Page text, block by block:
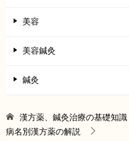
美容
美容鍼灸
鍼灸
漢方薬、鍼灸治療の基礎知識
病名別漢方薬の解説